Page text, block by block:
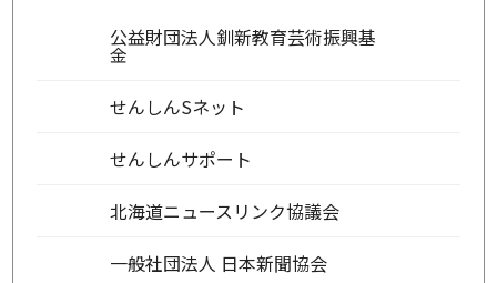
公益財団法人釧新教育芸術振興基
金
せんしんSネット
せんしんサポート
北海道ニュースリンク協議会
一般社団法人 日本新聞協会